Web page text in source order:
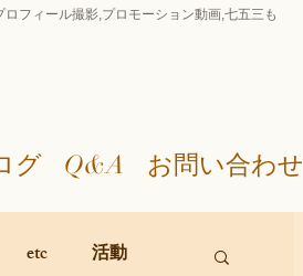
フィール撮影,プロモーション動画,七五三も
グ Q&A お問い合わせ
etc 活動